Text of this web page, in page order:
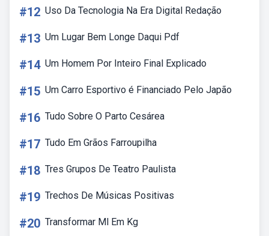
#12 Uso Da Tecnologia Na Era Digital Redação
#13 Um Lugar Bem Longe Daqui Pdf
#14 Um Homem Por Inteiro Final Explicado
#15 Um Carro Esportivo é Financiado Pelo Japão
#16 Tudo Sobre O Parto Cesárea
#17 Tudo Em Grãos Farroupilha
#18 Tres Grupos De Teatro Paulista
#19 Trechos De Músicas Positivas
#20 Transformar Ml Em Kg